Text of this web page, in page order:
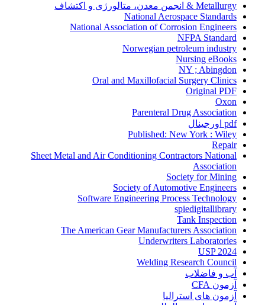
Metallurgy & انجمن معدن، متالورژی و اکتشاف
National Aerospace Standards
National Association of Corrosion Engineers
NFPA Standard
Norwegian petroleum industry
Nursing eBooks
NY ; Abingdon
Oral and Maxillofacial Surgery Clinics
Original PDF
Oxon
Parenteral Drug Association
pdf اورجینال
Published: New York : Wiley
Repair
Sheet Metal and Air Conditioning Contractors National
Association
Society for Mining
Society of Automotive Engineers
Software Engineering Process Technology
spiedigitallibrary
Tank Inspection
The American Gear Manufacturers Association
Underwriters Laboratories
USP 2024
Welding Research Council
آب و فاضلاب
آزمون CFA
آزمون های استرالیا